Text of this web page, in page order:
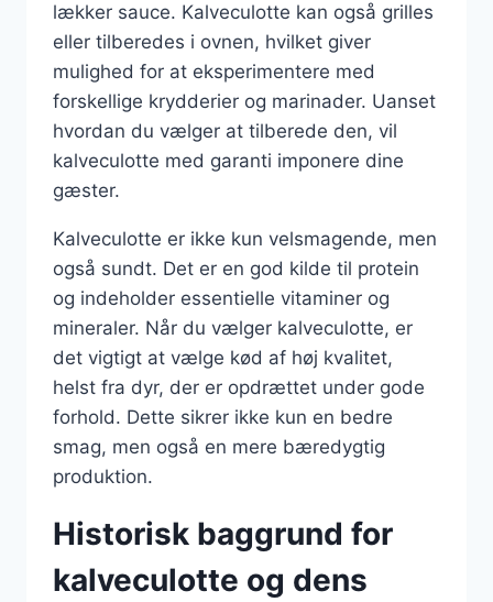
lækker sauce. Kalveculotte kan også grilles
eller tilberedes i ovnen, hvilket giver
mulighed for at eksperimentere med
forskellige krydderier og marinader. Uanset
hvordan du vælger at tilberede den, vil
kalveculotte med garanti imponere dine
gæster.
Kalveculotte er ikke kun velsmagende, men
også sundt. Det er en god kilde til protein
og indeholder essentielle vitaminer og
mineraler. Når du vælger kalveculotte, er
det vigtigt at vælge kød af høj kvalitet,
helst fra dyr, der er opdrættet under gode
forhold. Dette sikrer ikke kun en bedre
smag, men også en mere bæredygtig
produktion.
Historisk baggrund for
kalveculotte og dens